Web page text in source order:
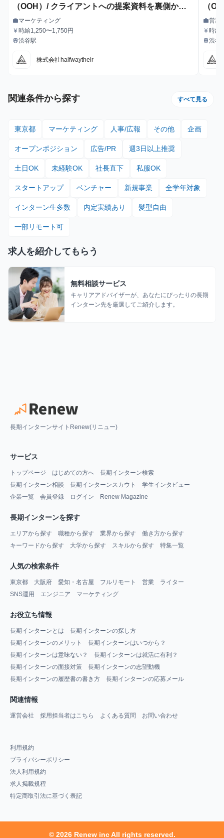
（OOH）/ クライアントへの提案資料を裏側から
支えるインターン！
職種
workマーケティング
給与
currency_yen時給1,250〜1,750円
最寄駅
train渋谷駅
株式会社halfwaytheir
（
職種
work営業
給与
currency_yen時給
最寄駅
train渋谷
関連条件から探す すべて見る
東京都 マーケティング 人事/広報 その他 企画
オープンポジション 広告/PR 週3日以上推奨
土日OK 未経験OK 社長直下 私服OK
スタートアップ ベンチャー 新規事業 全学年対象
インターン生多数 内定実績あり 髪型自由
一部リモート可
求人を紹介してもらう
無料相談サービス
キャリアアドバイザーが、あなたにぴったりの長期
インターン先を厳選してご紹介します。
長期インターンサイトRenew(リニュー)
サービス
トップページ はじめての方へ
長期インターン検索
長期インターン相談
長期インターンスカウト
学生インタビュー
企業一覧
会員登録 ログイン Renew Magazine
長期インターンを探す
エリアから探す 職種から探す 業界から探す
働き方から探す
キーワードから探す
大学から探す スキルから探す 特集一覧
人気の検索条件
東京都 大阪府 愛知・名古屋 フルリモート 営業
ライター
SNS運用
エンジニア マーケティング
お役立ち情報
長期インターンとは
長期インターンの探し方
長期インターンのメリット
長期インターンはいつから？
長期インターンは意味ない？
長期インターンは就活に有利？
長期インターンの面接対策
長期インターンの志望動機
長期インターンの履歴書の書き方
長期インターンの応募メール
関連情報
運営会社 採用担当者はこちら よくある質問 お問い合わせ
利用規約
プライバシーポリシー
法人利用規約
求人掲載規程
特定商取引法に基づく表記
© 2026 Renew inc All rights reserved.